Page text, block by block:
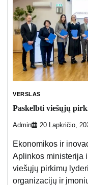
VERSLAS
Paskelbti viešųjų
Admin 20 Lapkričio,
Ekonomikos ir
Aplinkos ministerija
viešųjų pirkimų
organizacijų ir